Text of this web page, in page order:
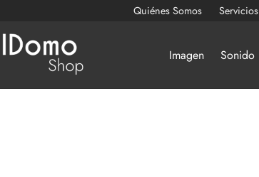
Quiénes Somos Servicios
Imagen Sonido